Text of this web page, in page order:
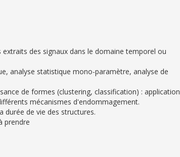
des signaux dans le domaine temporel ou
analyse statistique mono-paramètre, analyse de
de formes (clustering, classification) : application
mécanismes d'endommagement.
durée de vie des structures.
prendre